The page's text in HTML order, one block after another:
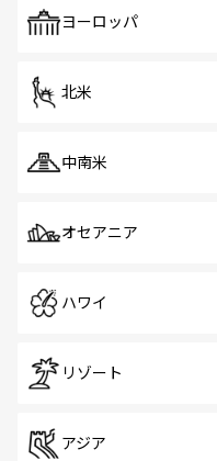
で、ホーカーズ
ヨーロッパ
北米
中南米
オセアニア
ハワイ
リゾート
アジア